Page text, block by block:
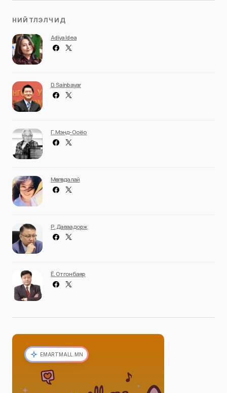
НИЙТЛЭЛЧИД
Adiya Idea
D. Sainbayar
Г. Мэнд-Ооёо
Мөнгөндалай
Р. Даваадорж
Ё. Отгонбаяр
EMARTMALL.MN